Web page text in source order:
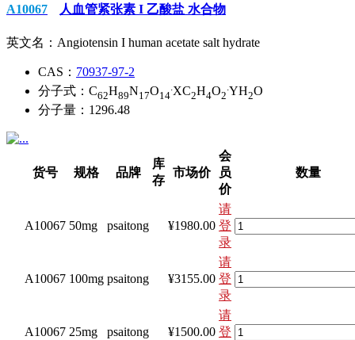
A10067 人血管紧张素 I 乙酸盐 水合物
英文名： Angiotensin I human acetate salt hydrate
CAS： 70937-97-2
分子式： C62H89N17O14
.XC2H4O2
.YH2O
分子量： 1296.48
货号 规格 品牌
库
存
市场价
会
员
价
数量
A10067 50mg psaitong ¥1980.00
请
登
录
A10067 100mg psaitong ¥3155.00
请
登
录
A10067 25mg psaitong ¥1500.00
请
登